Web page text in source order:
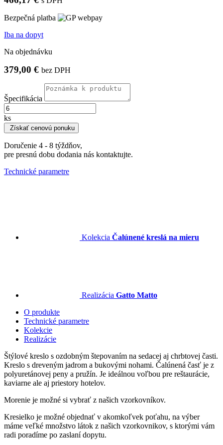
Bezpečná platba
Iba na dopyt
Na objednávku
379,00 € bez DPH
Špecifikácia
ks
Získať cenovú ponuku
Doručenie 4 - 8 týždňov,
pre presnú dobu dodania nás kontaktujte.
Technické parametre
Kolekcia Čalúnené kreslá na mieru
Realizácia Gatto Matto
O produkte
Technické parametre
Kolekcie
Realizácie
Štýlové kreslo s ozdobným štepovaním na sedacej aj chrbtovej časti.
Kreslo s dreveným jadrom a bukovými nohami. Čalúnená časť je z
polyuretánovej peny a pružín. Je ideálnou voľbou pre reštaurácie,
kaviarne ale aj priestory hotelov.
Morenie je možné si vybrať z našich vzorkovníkov.
Kresielko je možné objednať v akomkoľvek poťahu, na výber
máme veľké množstvo látok z našich vzorkovnikov, s ktorými vám
radi poradíme po zaslaní dopytu.